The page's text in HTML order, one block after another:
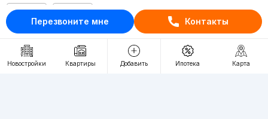
Перезвоните мне Контакты
Новостройки Квартиры Добавить Ипотека Карта
RU
Контакты
О проекте